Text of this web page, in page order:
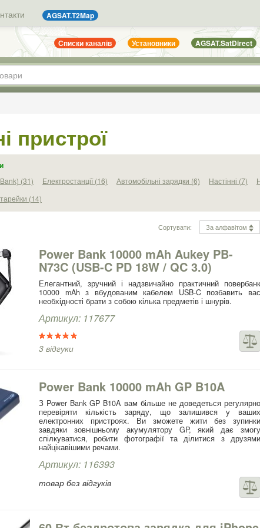
AGSAT.T2Map
Списки каналів Установники AGSAT.SatDirect
пристрої
(31) Електростанції (16) Автомобільні зарядки (6) Настінні (7)
(14)
Сортувати: За алфавітом
Power Bank 10000 mAh Aukey PB-
N73C (USB-C PD 18W / QC 3.0)
Елегантний, зручний і надзвичайно практичний повербанк
10000 mAh з вбудованим кабелем USB-C позбавить вас
необхідності брати з собою кілька предметів і шнурів.
Артикул: 117677
3 відгуки
Power Bank 10000 mAh GP B10A
З Power Bank GP B10A вам більше не доведеться регулярно
перевіряти кількість заряду, що залишився у ваших
електронних пристроях. Ви зможете жити без зупинки
завдяки зовнішньому акумулятору GP, який дає змогу
спілкуватися, робити фотографії та ділитися з друзями
найцікавішими речами.
Артикул: 116393
товар без відгуків